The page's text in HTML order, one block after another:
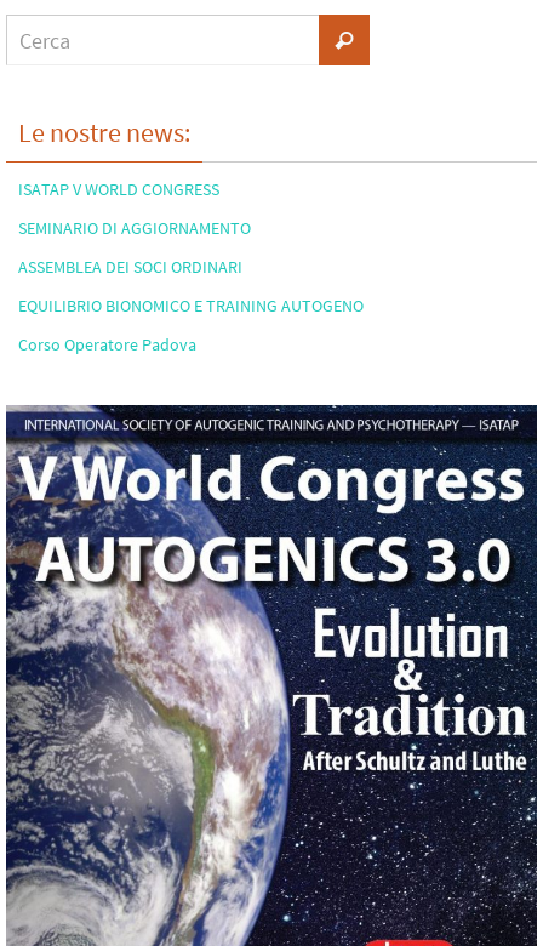
Le nostre news:
ISATAP V WORLD CONGRESS
SEMINARIO DI AGGIORNAMENTO
ASSEMBLEA DEI SOCI ORDINARI
EQUILIBRIO BIONOMICO E TRAINING AUTOGENO
Corso Operatore Padova